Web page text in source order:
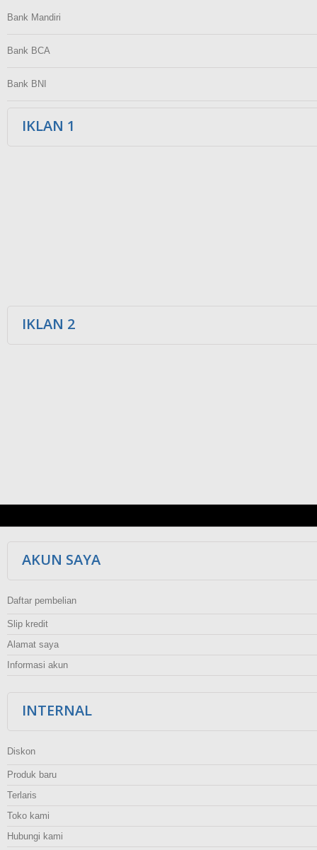
Bank Mandiri
Bank BCA
Bank BNI
IKLAN 1
IKLAN 2
AKUN SAYA
Daftar pembelian
Slip kredit
Alamat saya
Informasi akun
INTERNAL
Diskon
Produk baru
Terlaris
Toko kami
Hubungi kami